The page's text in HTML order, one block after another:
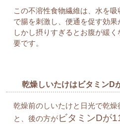
この不溶性食物繊維は、水を
で腸を刺激し、便通を促す効果
しかし摂りすぎるとお腹が緩
要です。
乾燥しいたけはビタミンD
乾燥前のしいたけと日光で乾
と、後の方がビタミンDが